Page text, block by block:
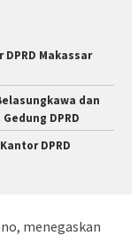
Makassar
dan
DPRD
DPRD
menegaskan